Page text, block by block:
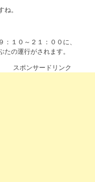
。
：１０～２１：００に、
の運行がされます。
スポンサードリンク